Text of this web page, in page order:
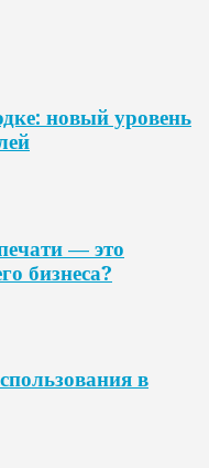
новый уровень
— это
бизнеса?
в